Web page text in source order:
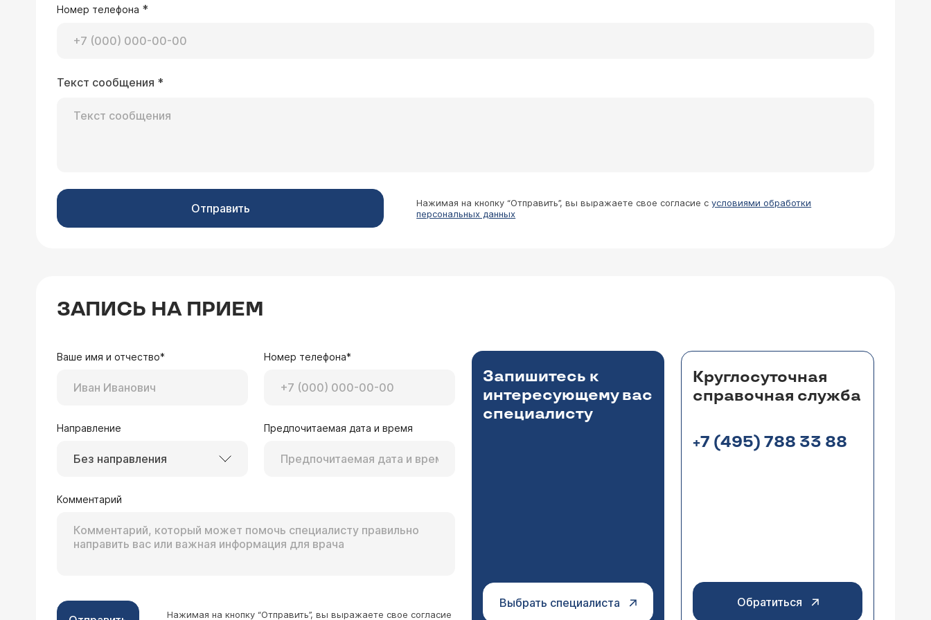
У супруги миома матки. Если делать эмболизацию артерии какие к этому должны быть показания? противопоказания? Есть
онкологии? Спасибо.
28.10.2024 Светлана, 39 лет, Братск
хорошо,стоит как надо и где надо. Ну вот почему организм так реагирует, непонятно. Сколько это будет продолжаться?
В стандартном варианте весь первый год - беспорядочные разной степени обильности кровянистые
выделения,последующие 4 года в стандартном варианте полное отсутствие менструаций. Я не "люблю" Мирену и
можно пить его просто с целью контрацепции и годы.
Номер телефона *
Текст сообщения *
Отправить Нажимая на кнопку “Отправить”, вы выражаете свое согласие сусловиями обработки
персональных данных
ЗАПИСЬ НА ПРИЕМ
Ваше имя и отчество* Номер телефона*
Направление
Без направления
Предпочитаемая дата и время
Комментарий
Нажимая на кнопку “Отправить”, вы выражаете свое согласие
Запишитесь к
интересующему вас
специалисту
Выбрать специалиста
Круглосуточная
справочная служба
+7 (495) 788 33 88
Обратиться